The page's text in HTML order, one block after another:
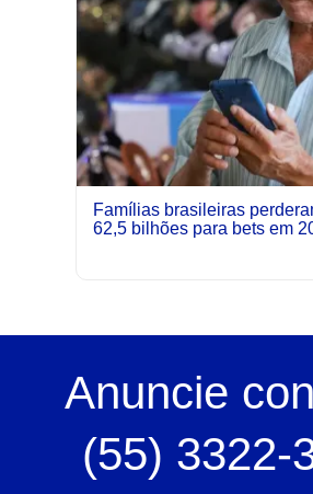
Famílias brasileiras
62,5 bilhões para bets em
Anuncie
(55) 3322-